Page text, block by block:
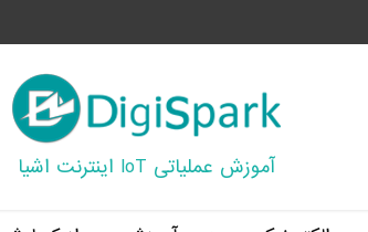
آموزش عملیاتی IoT اینترنت اشیا